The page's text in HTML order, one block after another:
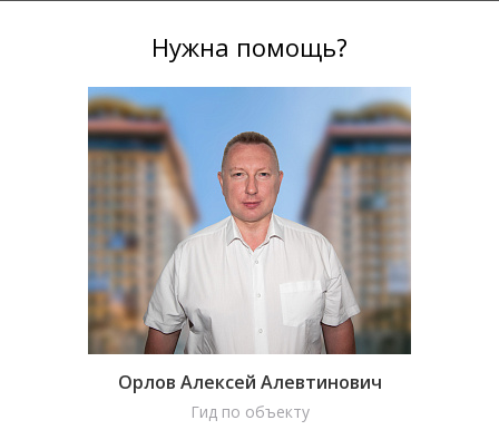
Нужна помощь?
Орлов Алексей Алевтинович
Гид по объекту